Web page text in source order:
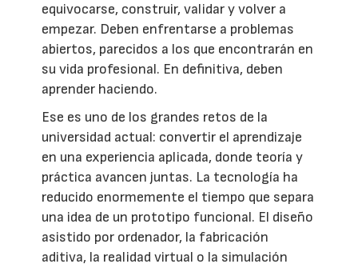
equivocarse, construir, validar y volver a
empezar. Deben enfrentarse a problemas
abiertos, parecidos a los que encontrarán en
su vida profesional. En definitiva, deben
aprender haciendo.
Ese es uno de los grandes retos de la
universidad actual: convertir el aprendizaje
en una experiencia aplicada, donde teoría y
práctica avancen juntas. La tecnología ha
reducido enormemente el tiempo que separa
una idea de un prototipo funcional. El diseño
asistido por ordenador, la fabricación
aditiva, la realidad virtual o la simulación